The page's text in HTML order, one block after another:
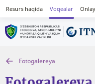
Resurs haqida Voqealar
Fotogalereya